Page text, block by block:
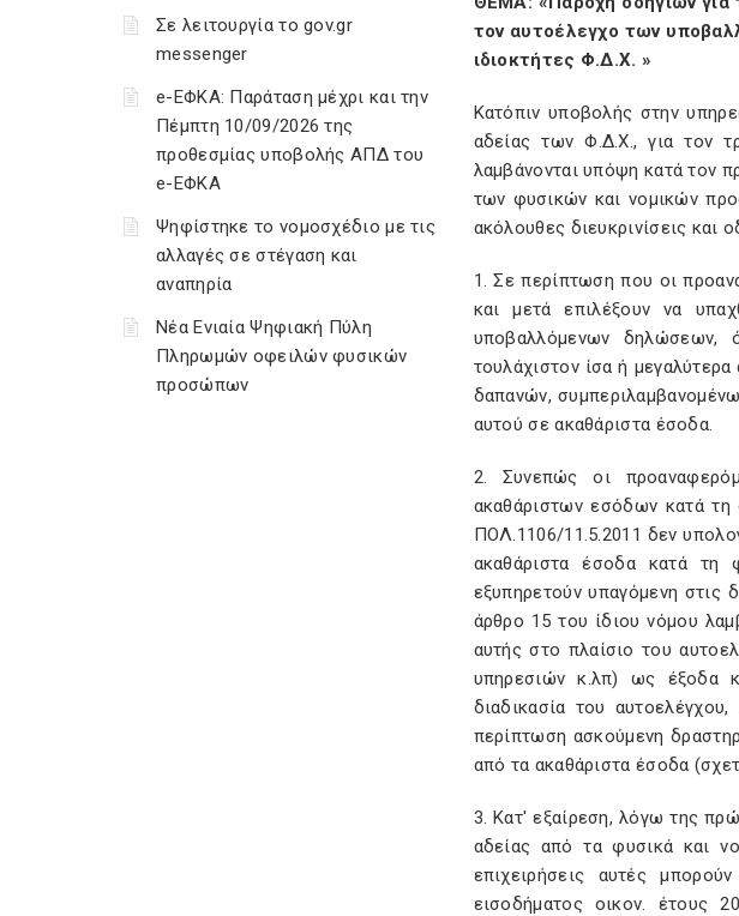
Σε λειτουργία το gov.gr
messenger
e-ΕΦΚΑ: Παράταση μέχρι και την
Πέμπτη 10/09/2026 της
προθεσμίας υποβολής ΑΠΔ του
e-ΕΦΚΑ
Ψηφίστηκε το νομοσχέδιο με τις
αλλαγές σε στέγαση και
αναπηρία
Νέα Ενιαία Ψηφιακή Πύλη
Πληρωμών οφειλών φυσικών
προσώπων
τον αυτοέλεγχο των
ιδιοκτήτες Φ.Δ.Χ. »
Κατόπιν υποβολής στην
αδείας των Φ.Δ.Χ., για τον
λαμβάνονται υπόψη κατά τον
των φυσικών και νομικών
ακόλουθες διευκρινίσεις και
1. Σε περίπτωση που οι
και μετά επιλέξουν να
υποβαλλόμενων δηλώσεων,
τουλάχιστον ίσα ή
δαπανών,
αυτού σε ακαθάριστα έσοδα.
2. Συνεπώς οι
ακαθάριστων εσόδων κατά τη
ΠΟΛ.1106/11.5.2011 δεν
ακαθάριστα έσοδα κατά τη
εξυπηρετούν υπαγόμενη στις
άρθρο 15 του ίδιου νόμου
αυτής στο πλαίσιο του
υπηρεσιών κ.λπ) ως έξοδα
διαδικασία του
περίπτωση ασκούμενη
από τα ακαθάριστα έσοδα
3. Κατ' εξαίρεση, λόγω της
αδείας από τα φυσικά και
επιχειρήσεις αυτές
εισοδήματος οικον. έτους